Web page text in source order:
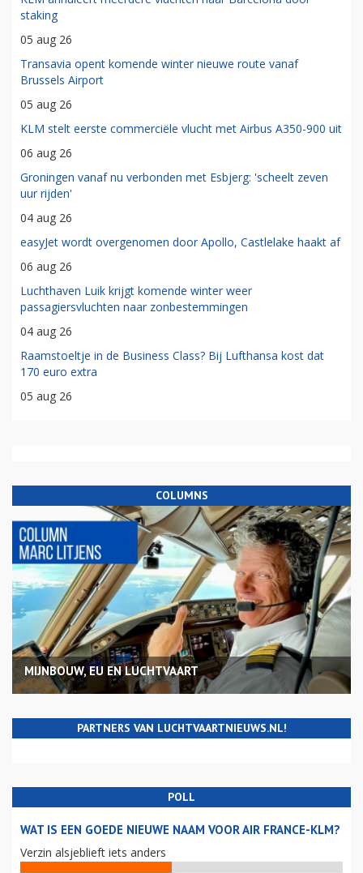
staking
05 aug 26
Transavia opent komende winter nieuwe route vanaf
Brussels Airport
05 aug 26
KLM stelt eerste commerciële vlucht met Airbus A350-900 uit
06 aug 26
Groningen vanaf nu verbonden met Esbjerg: 'scheelt zeven
uur rijden'
04 aug 26
easyJet wordt overgenomen door Apollo, Castlelake haakt af
06 aug 26
Luchthaven Luik krijgt komende winter weer
passagiersvluchten naar zonbestemmingen
04 aug 26
Raamstoeltje in de Business Class? Bij Lufthansa kost dat
170 euro extra
05 aug 26
COLUMNS
MIJNBOUW, EU EN LUCHTVAART
PARTNERS VAN LUCHTVAARTNIEUWS.NL!
POLL
WAT IS EEN GOEDE NIEUWE NAAM VOOR AIR FRANCE-KLM?
Verzin alsjeblieft iets anders